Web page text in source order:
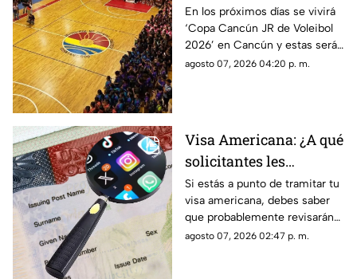
2026 en Cancún; aquí
las fechas, categorías y
premios
En los próximos días se vivirá
‘Copa Cancún JR de Voleibol
2026’ en Cancún y estas serán
las fechas, las categorías y los
agosto 07, 2026 04:20 p. m.
Visa Americana: ¿A qué
solicitantes les
revisarán las redes
sociales para su
proceso?
Si estás a punto de tramitar tu
visa americana, debes saber
que probablemente revisarán
tus redes sociales, así que te
agosto 07, 2026 02:47 p. m.